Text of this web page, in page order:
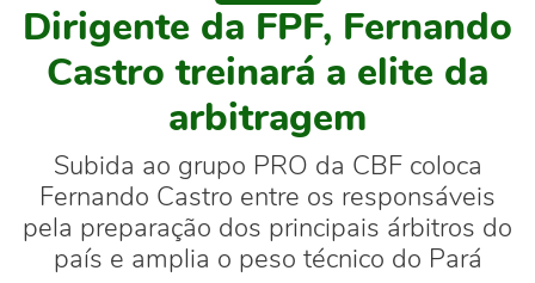
Dirigente da FPF, Fernando
Castro treinará a elite da
arbitragem
Subida ao grupo PRO da CBF coloca
Fernando Castro entre os responsáveis
pela preparação dos principais árbitros do
país e amplia o peso técnico do Pará